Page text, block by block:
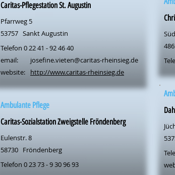
Caritas-Pflegestation St. Augustin
Pfarrweg 5
53757 Sankt Augustin
Telefon 0 22 41 - 92 46 40
email:
website:
josefine.vieten@caritas-rheinsieg.de
http://www.caritas-rheinsieg.de
Ambulante Pflege
Caritas-Sozialstation Zweigstelle Fröndenberg
Eulenstr. 8
58730 Fröndenberg
Telefon 0 23 73 - 9 30 96 93